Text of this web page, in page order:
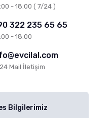
- 18:00 ( 7/24 )
322 235 65 65
- 18:00
Mail İletişim
Bilgilerimiz